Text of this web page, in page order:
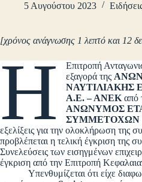
5 Αυγούστου 2023
[χρόνος ανάγνωσης 1 λεπτό και 12
Η
Επιτροπή
εξαγορά της
ΝΑΥΤΙΛΙΑΚΗΣ
Α.Ε. – ΑΝΕΚαπό
ΑΝΩΝΥΜΟΣ
ΣΥΜΜΕΤΟΧΩΝ
εξελίξεις για την ολοκλήρωση της
προβλέπεται η τελική έγκριση της
Συνελεύσεις των εισηγμένων
έγκριση από την Επιτροπή
Υπενθυμίζεται ότι είχε